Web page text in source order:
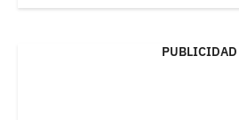
PUBLICIDAD